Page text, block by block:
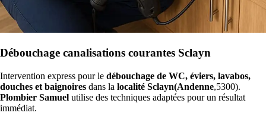
Débouchage canalisations courantes Sclayn
Intervention express pour le débouchage de WC, éviers, lavabos,
douches et baignoires dans la localité Sclayn(Andenne,5300).
Plombier Samuel utilise des techniques adaptées pour un résultat
immédiat.